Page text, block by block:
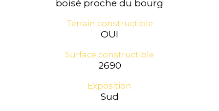
boisé proche du bourg
Terrain constructible
OUI
Surface constructible
2690
Exposition
Sud